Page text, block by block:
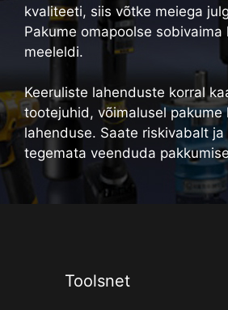
kvaliteeti, siis võtke meiega
Pakume omapoolse sobivaima
meeleldi.
Keeruliste lahenduste korral
tootejuhid, võimalusel pakume
lahenduse. Saate riskivabalt ja
tegemata veenduda
Toolsnet